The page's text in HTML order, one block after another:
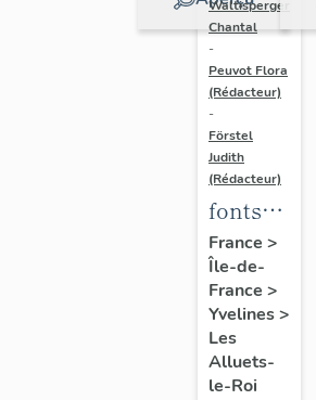
Waltisperger
Chantal
-
Peuvot Flora
(Rédacteur)
-
Förstel
Judith
(Rédacteur)
fonts
baptismaux
France >
Île-de-
France >
Yvelines>
Les
Alluets-
le-Roi